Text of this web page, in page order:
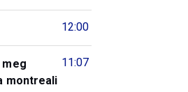
12:00
11:07
montreali